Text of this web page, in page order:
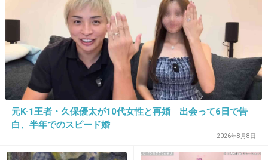
出典：www.wwdjapan.com
+603
13. 匿名2015/02/19(木) 21:48:17
柳原可奈子
モチモチ感がいい。
+311 -9
元K-1王者・久保優太が10代女性と再婚 出会って6日で告
白、半年でのスピード婚
2026年8月8日